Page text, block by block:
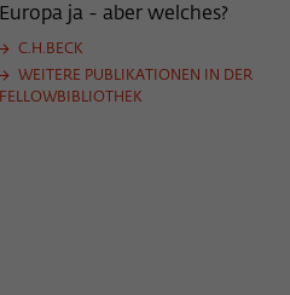
Europa ja - aber welches?
C.H.BECK
WEITERE PUBLIKATIONEN IN DER
FELLOWBIBLIOTHEK